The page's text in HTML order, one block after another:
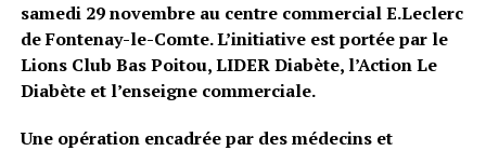
samedi 29 novembre au centre commercial E.Leclerc
de Fontenay-le-Comte. L’initiative est portée par le
Lions Club Bas Poitou, LIDER Diabète, l’Action Le
Diabète et l’enseigne commerciale.
Une opération encadrée par des médecins et